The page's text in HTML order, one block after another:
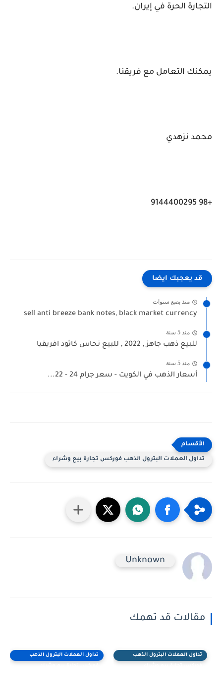
التجارة الحرة في إيران.
يمكنك التعامل مع فريقنا.
محمد نزهدي
+98 9144400295
قد يعجبك ايضا
منذ بضع سنوات
sell anti breeze bank notes, black market currency
منذ 5 سنة
للبيع ذهب جاهز , 2022 , للبيع نحاس كاثود افريقيا
منذ 5 سنة
أسعار الذهب في الكويت - سعر جرام 24 - 22...
تداول العملات البترول الذهب فوركس تجارة بيع وشراء
Unknown
مقالات قد تهمك
تداول العملات البترول الذهب
تداول العملات البترول الذهب